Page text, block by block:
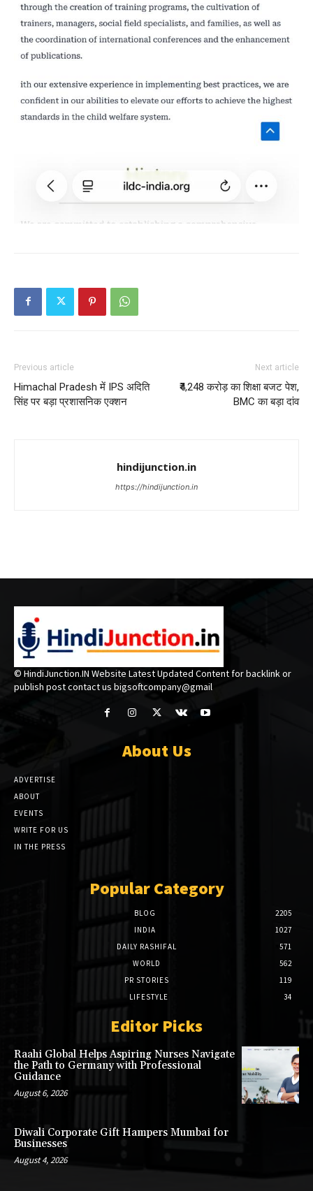
Previous article
Himachal Pradesh में IPS अदिति
सिंह पर बड़ा प्रशासनिक एक्शन
Next article
₹4,248 करोड़ का शिक्षा बजट पेश,
BMC का बड़ा दांव
hindijunction.in
https://hindijunction.in
© HindiJunction.IN Website Latest Updated Content for backlink or
publish post contact us bigsoftcompany@gmail
About Us
ADVERTISE
ABOUT
EVENTS
WRITE FOR US
IN THE PRESS
Popular Category
BLOG
2205
INDIA
1027
DAILY RASHIFAL
571
WORLD
562
PR STORIES
119
LIFESTYLE
34
Editor Picks
Raahi Global Helps Aspiring Nurses Navigate
the Path to Germany with Professional
Guidance
August 6, 2026
Diwali Corporate Gift Hampers Mumbai for
Businesses
August 4, 2026